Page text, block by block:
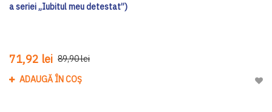
a seriei „Iubitul meu detestat”)
71,92 lei 89,90 lei
ADAUGĂ ÎN COȘ